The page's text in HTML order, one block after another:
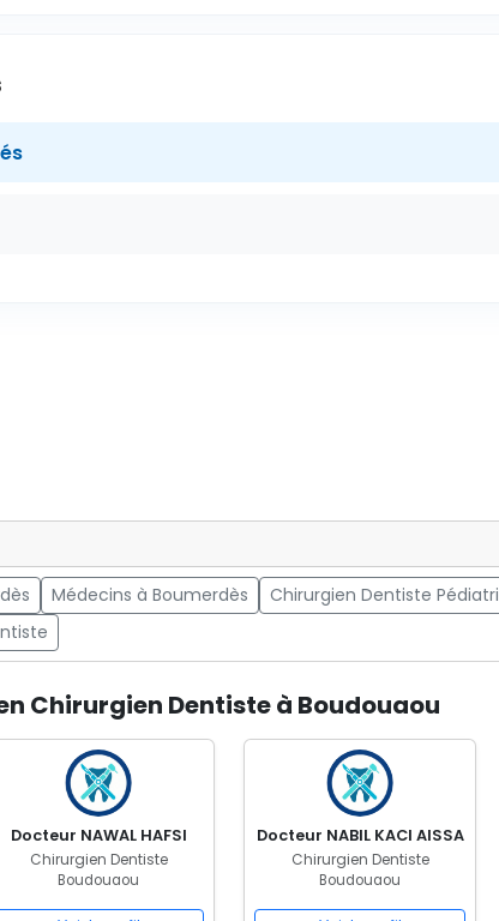
Médecins à Boumerdès Chirurgien Dentiste
Chirurgien Dentiste à Boudouaou
Docteur NAWAL HAFSI
Chirurgien Dentiste
Boudouaou
Docteur NABIL KACI AISSA
Chirurgien Dentiste
Boudouaou